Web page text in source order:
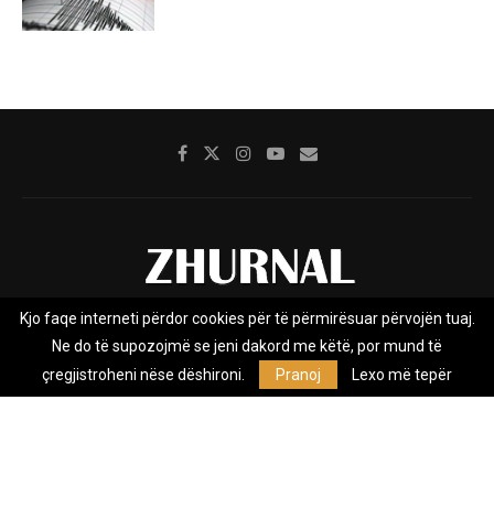
Rreth nesh Impresumi Marketing
Privacy Policy
Zhurnal.mk është Agjenci e Lajmeve e pavarur, e themeluar në vitin
Kjo faqe interneti përdor cookies për të përmirësuar përvojën tuaj.
Ne do të supozojmë se jeni dakord me këtë, por mund të
çregjistroheni nëse dëshironi.
Pranoj Lexo më tepër